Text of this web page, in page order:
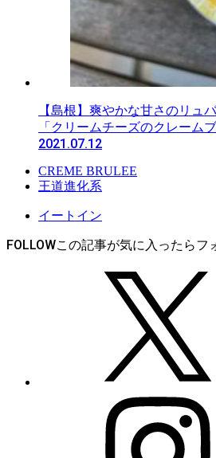
【島根】爽やかな甘さのリュ
「クリームチーズのクレーム
2021.07.12
CREME BRULEE
王道進化系
イートイン
FOLLOW